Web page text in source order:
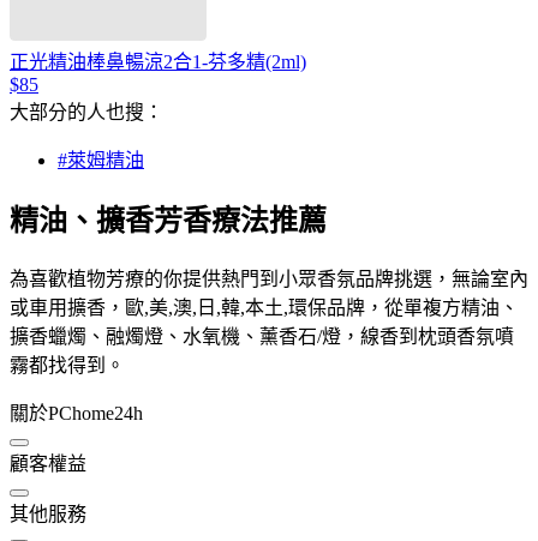
正光精油棒鼻暢涼2合1-芬多精(2ml)
$85
大部分的人也搜：
#萊姆精油
精油、擴香芳香療法推薦
為喜歡植物芳療的你提供熱門到小眾香氛品牌挑選，無論室內
或車用擴香，歐,美,澳,日,韓,本土,環保品牌，從單複方精油、
擴香蠟燭、融燭燈、水氧機、薰香石/燈，線香到枕頭香氛噴
霧都找得到。
關於PChome24h
顧客權益
其他服務